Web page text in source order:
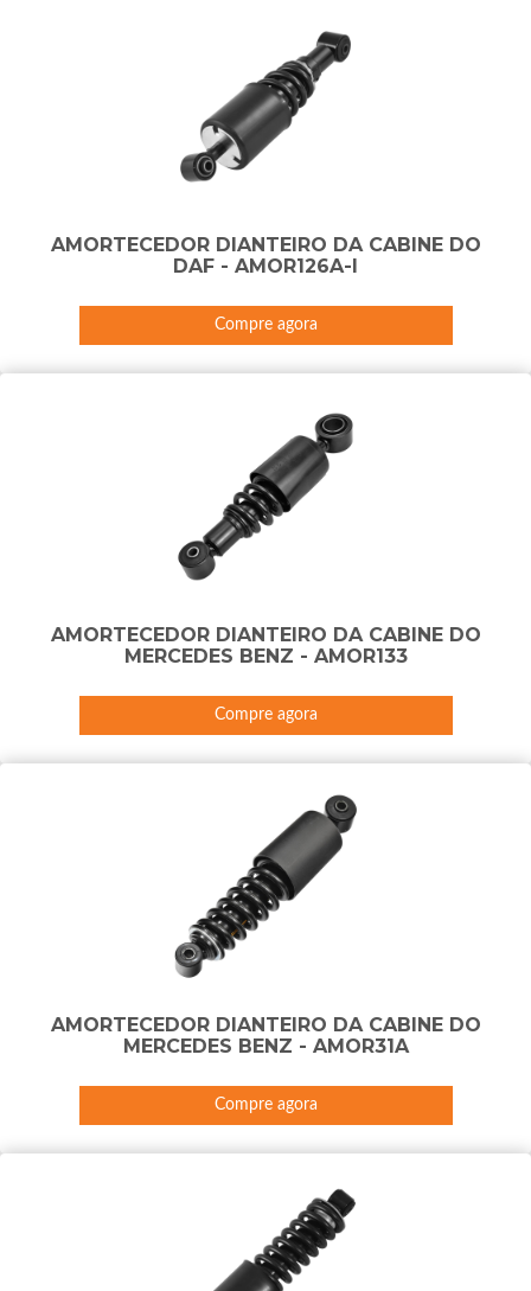
AMORTECEDOR DIANTEIRO DA CABINE DO
DAF - AMOR126A-I
Compre agora
AMORTECEDOR DIANTEIRO DA CABINE DO
MERCEDES BENZ - AMOR133
Compre agora
AMORTECEDOR DIANTEIRO DA CABINE DO
MERCEDES BENZ - AMOR31A
Compre agora